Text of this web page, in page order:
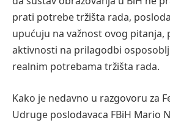
prati potrebe tržišta rada,
upućuju na važnost ovog pitanja,
aktivnosti na prilagodbi
realnim potrebama tržišta rada.
Kako je nedavno u razgovoru za
Udruge poslodavaca FBiH Mario